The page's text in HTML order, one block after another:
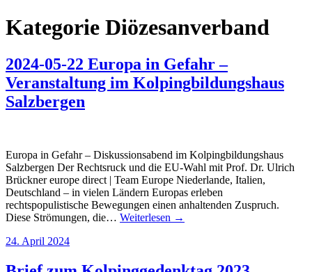
Kategorie Diözesanverband
2024-05-22 Europa in Gefahr –
Veranstaltung im Kolpingbildungshaus
Salzbergen
Europa in Gefahr – Diskussionsabend im Kolpingbildungshaus
Salzbergen Der Rechtsruck und die EU-Wahl mit Prof. Dr. Ulrich
Brückner europe direct | Team Europe Niederlande, Italien,
Deutschland – in vielen Ländern Europas erleben
rechtspopulistische Bewegungen einen anhaltenden Zuspruch.
Diese Strömungen, die… Weiterlesen →
24. April 2024